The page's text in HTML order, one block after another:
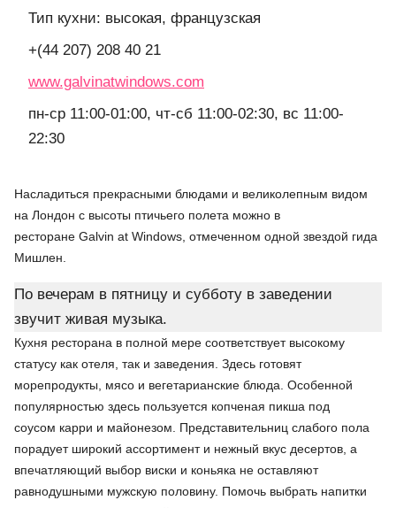
Тип кухни: высокая, французская
+(44 207) 208 40 21
www.galvinatwindows.com
пн-ср 11:00-01:00, чт-сб 11:00-02:30, вс 11:00-
22:30
Насладиться прекрасными блюдами и великолепным видом
на Лондон с высоты птичьего полета можно в
ресторане Galvin at Windows, отмеченном одной звездой гида
Мишлен.
По вечерам в пятницу и субботу в заведении
звучит живая музыка.
Кухня ресторана в полной мере соответствует высокому
статусу как отеля, так и заведения. Здесь готовят
морепродукты, мясо и вегетарианские блюда. Особенной
популярностью здесь пользуется копченая пикша под
соусом карри и майонезом. Представительниц слабого пола
порадует широкий ассортимент и нежный вкус десертов, а
впечатляющий выбор виски и коньяка не оставляют
равнодушными мужскую половину. Помочь выбрать напитки